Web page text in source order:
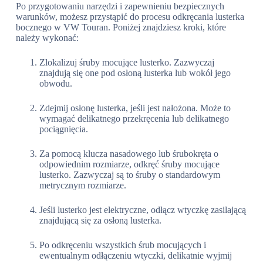
Po przygotowaniu narzędzi i zapewnieniu bezpiecznych
warunków, możesz przystąpić do procesu odkręcania lusterka
bocznego w VW Touran. Poniżej znajdziesz kroki, które
należy wykonać:
Zlokalizuj śruby mocujące lusterko. Zazwyczaj
znajdują się one pod osłoną lusterka lub wokół jego
obwodu.
Zdejmij osłonę lusterka, jeśli jest nałożona. Może to
wymagać delikatnego przekręcenia lub delikatnego
pociągnięcia.
Za pomocą klucza nasadowego lub śrubokręta o
odpowiednim rozmiarze, odkręć śruby mocujące
lusterko. Zazwyczaj są to śruby o standardowym
metrycznym rozmiarze.
Jeśli lusterko jest elektryczne, odłącz wtyczkę zasilającą
znajdującą się za osłoną lusterka.
Po odkręceniu wszystkich śrub mocujących i
ewentualnym odłączeniu wtyczki, delikatnie wyjmij